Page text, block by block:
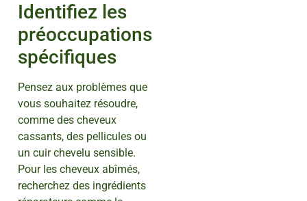
Identifiez les
préoccupations
spécifiques
Pensez aux problèmes que
vous souhaitez résoudre,
comme des cheveux
cassants, des pellicules ou
un cuir chevelu sensible.
Pour les cheveux abîmés,
recherchez des ingrédients